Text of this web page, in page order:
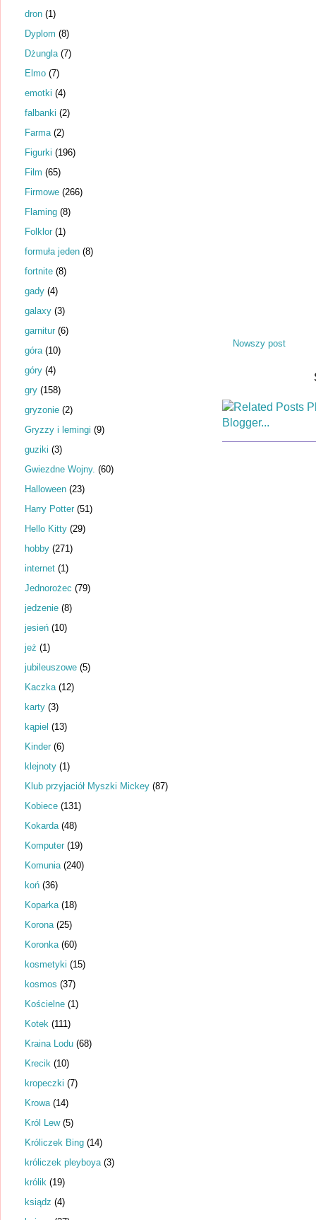
Nowszy post
dron (1)
Dyplom (8)
Dżungla (7)
Elmo (7)
emotki (4)
falbanki (2)
Farma (2)
Figurki (196)
Film (65)
Firmowe (266)
Flaming (8)
Folklor (1)
formuła jeden (8)
fortnite (8)
gady (4)
galaxy (3)
garnitur (6)
góra (10)
góry (4)
gry (158)
gryzonie (2)
Gryzzy i lemingi (9)
guziki (3)
Gwiezdne Wojny. (60)
Halloween (23)
Harry Potter (51)
Hello Kitty (29)
hobby (271)
internet (1)
Jednorożec (79)
jedzenie (8)
jesień (10)
jeż (1)
jubileuszowe (5)
Kaczka (12)
karty (3)
kąpiel (13)
Kinder (6)
klejnoty (1)
Klub przyjaciół Myszki Mickey (87)
Kobiece (131)
Kokarda (48)
Komputer (19)
Komunia (240)
koń (36)
Koparka (18)
Korona (25)
Koronka (60)
kosmetyki (15)
kosmos (37)
Kościelne (1)
Kotek (111)
Kraina Lodu (68)
Krecik (10)
kropeczki (7)
Krowa (14)
Król Lew (5)
Króliczek Bing (14)
króliczek pleyboya (3)
królik (19)
ksiądz (4)